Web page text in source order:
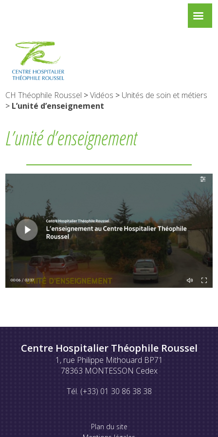
CH Théophile Roussel >Vidéos > Unités de soin et métiers
> L’unité d’enseignement
L’unité d’enseignement
Centre Hospitalier Théophile Roussel
1, rue Philippe Mithouard BP71
78363 MONTESSON Cedex
Tél. (+33) 01 30 86 38 38
Plan du site